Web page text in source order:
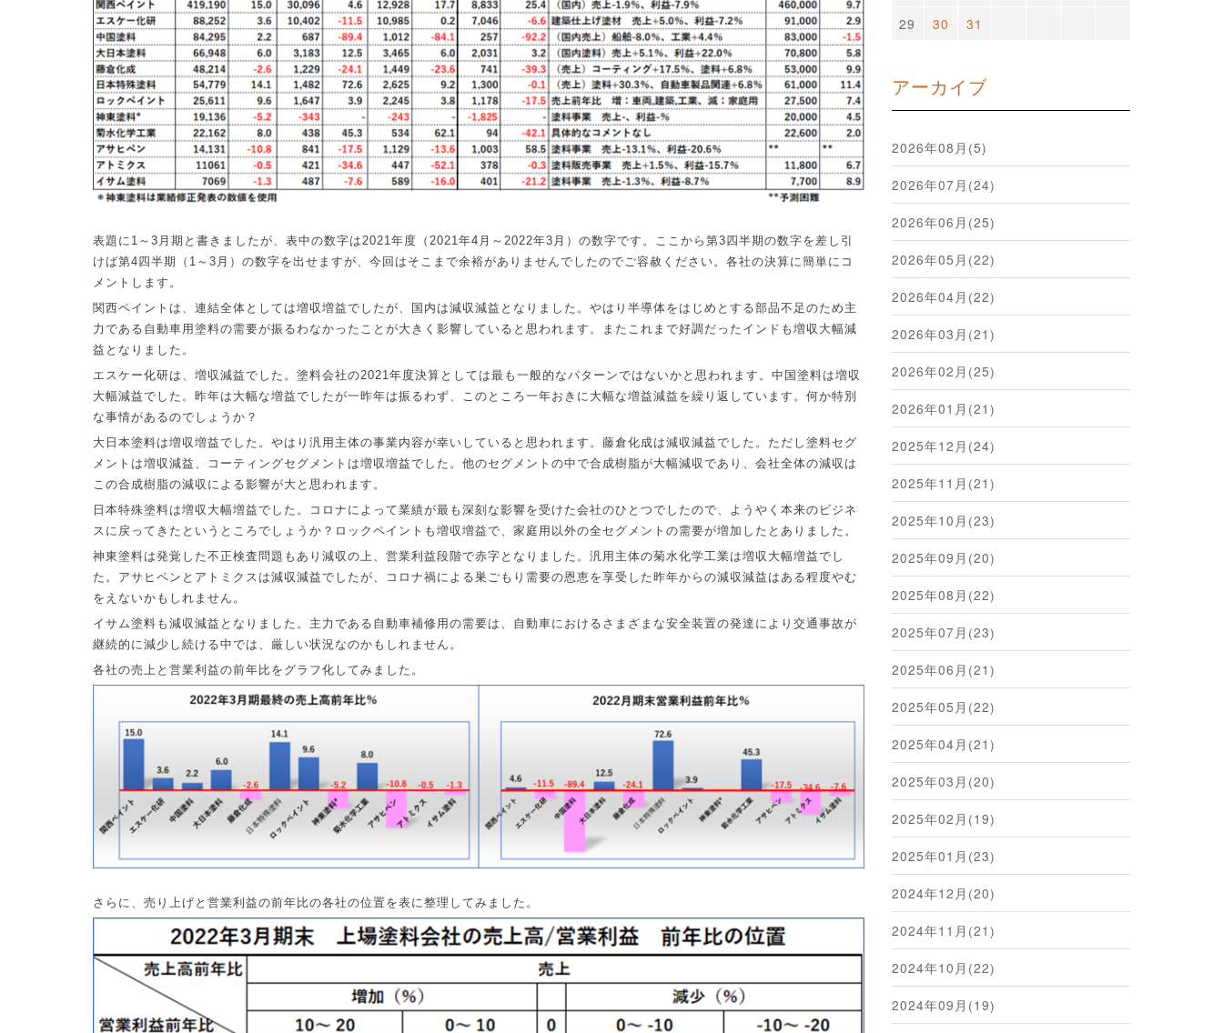
表題に 1 ～ 3 月期と書きましたが、表中の数字は2021年度（ 2021年4 月～ 2022年3 月）の数字です。ここから第3 四半期の数字を差し引
けば第4 四半期（ 1 ～ 3 月）の数字を出せますが、今回はそこまで余裕がありませんでしたのでご容赦ください。各社の決算に簡単にコ
メントします。
関西ペイントは、連結全体としては増収増益でしたが、国内は減収減益となりました。やはり半導体をはじめとする部品不足のため主
力である自動車用塗料の需要が振るわなかったことが大きく影響していると思われます。またこれまで好調だったインドも増収大幅減
益となりました。
エスケー化研は、増収減益でした。塗料会社の2021年度決算としては最も一般的なパターンではないかと思われます。中国塗料は増収
大幅減益でした。昨年は大幅な増益でしたが一昨年は振るわず、このところ一年おきに大幅な増益減益を繰り返しています。何か特別
な事情があるのでしょうか？
大日本塗料は増収増益でした。やはり汎用主体の事業内容が幸いしていると思われます。藤倉化成は減収減益でした。ただし塗料セグ
メントは増収減益、コーティングセグメントは増収増益でした。他のセグメントの中で合成樹脂が大幅減収であり、会社全体の減収は
この合成樹脂の減収による影響が大と思われます。
日本特殊塗料は増収大幅増益でした。コロナによって業績が最も深刻な影響を受けた会社のひとつでしたので、ようやく本来のビジネ
スに戻ってきたというところでしょうか？ロックペイントも増収増益で、家庭用以外の全セグメントの需要が増加したとありました。
神東塗料は発覚した不正検査問題もあり減収の上、営業利益段階で赤字となりました。汎用主体の菊水化学工業は増収大幅増益でし
た。アサヒペンとアトミクスは減収減益でしたが、コロナ禍による巣ごもり需要の恩恵を享受した昨年からの減収減益はある程度やむ
をえないかもしれません。
イサム塗料も減収減益となりました。主力である自動車補修用の需要は、自動車におけるさまざまな安全装置の発達により交通事故が
継続的に減少し続ける中では、厳しい状況なのかもしれません。
各社の売上と営業利益の前年比をグラフ化してみました。
さらに、売り上げと営業利益の前年比の各社の位置を表に整理してみました。
29
30 31
アーカイブ
2026年08月(5)
2026年07月(24)
2026年06月(25)
2026年05月(22)
2026年04月(22)
2026年03月(21)
2026年02月(25)
2026年01月(21)
2025年12月(24)
2025年11月(21)
2025年10月(23)
2025年09月(20)
2025年08月(22)
2025年07月(23)
2025年06月(21)
2025年05月(22)
2025年04月(21)
2025年03月(20)
2025年02月(19)
2025年01月(23)
2024年12月(20)
2024年11月(21)
2024年10月(22)
2024年09月(19)